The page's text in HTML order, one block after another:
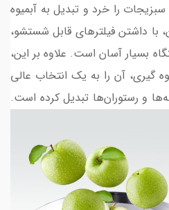
سبزیجات را خرد و تبدیل به آبمیوه
داشتن فیلترهای قابل شستشو،
بسیار آسان است. علاوه بر این،
گیری، آن را به یک انتخاب عالی
و رستوران‌ها تبدیل کرده است.